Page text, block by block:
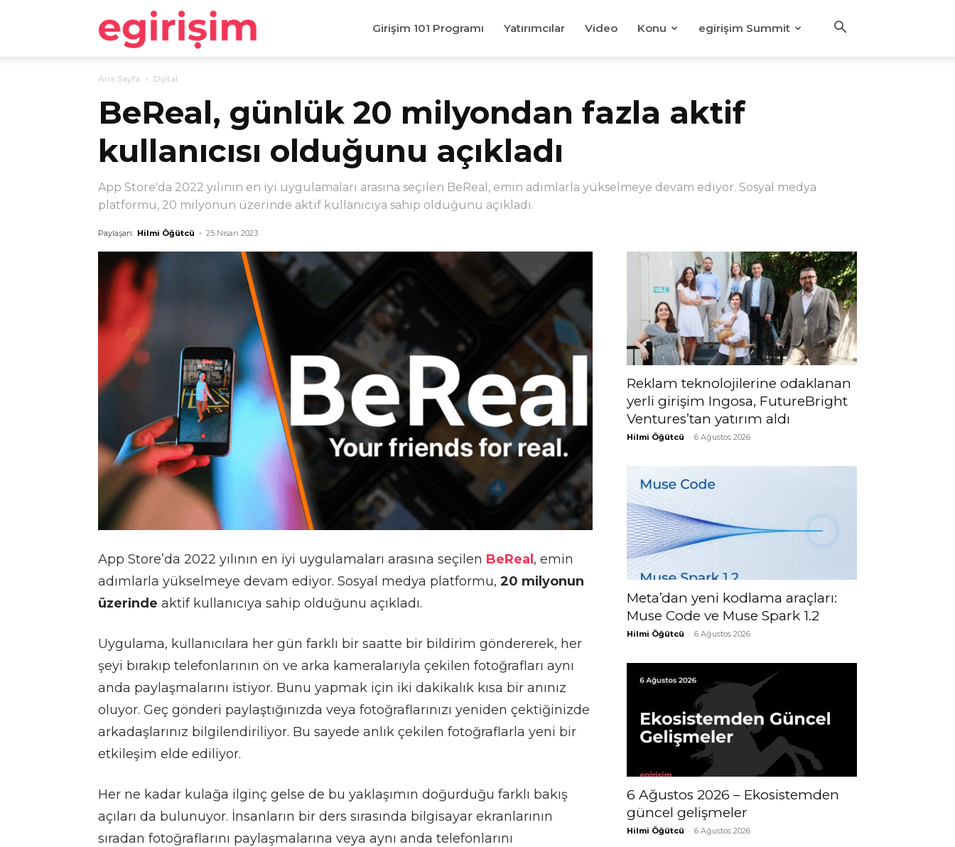
egirişim Girişim 101 Programı Yatırımcılar Video Konu egirişim Summit
Ana Sayfa Dijital
BeReal, günlük 20 milyondan fazla aktif
kullanıcısı olduğunu açıkladı
App Store'da 2022 yılının en iyi uygulamaları arasına seçilen BeReal, emin adımlarla yükselmeye devam ediyor. Sosyal medya
platformu, 20 milyonun üzerinde aktif kullanıcıya sahip olduğunu açıkladı.
Paylaşan: Hilmi Öğütcü - 25 Nisan 2023
App Store’da 2022 yılının en iyi uygulamaları arasına seçilen BeReal , emin
adımlarla yükselmeye devam ediyor. Sosyal medya platformu, 20 milyonun
üzerinde aktif kullanıcıya sahip olduğunu açıkladı.
Uygulama, kullanıcılara her gün farklı bir saatte bir bildirim göndererek, her
şeyi bırakıp telefonlarının ön ve arka kameralarıyla çekilen fotoğrafları aynı
anda paylaşmalarını istiyor. Bunu yapmak için iki dakikalık kısa bir anınız
oluyor. Geç gönderi paylaştığınızda veya fotoğraflarınızı yeniden çektiğinizde
arkadaşlarınız bilgilendiriliyor. Bu sayede anlık çekilen fotoğraflarla yeni bir
etkileşim elde ediliyor.
Her ne kadar kulağa ilginç gelse de bu yaklaşımın doğurduğu farklı bakış
açıları da bulunuyor. İnsanların bir ders sırasında bilgisayar ekranlarının
sıradan fotoğraflarını paylaşmalarına veya aynı anda telefonlarını
Reklam teknolojilerine odaklanan
yerli girişim Ingosa, FutureBright
Ventures’tan yatırım aldı
Hilmi Öğütcü - 6 Ağustos 2026
Meta’dan yeni kodlama araçları:
Muse Code ve Muse Spark 1.2
Hilmi Öğütcü - 6 Ağustos 2026
6 Ağustos 2026 – Ekosistemden
güncel gelişmeler
Hilmi Öğütcü - 6 Ağustos 2026